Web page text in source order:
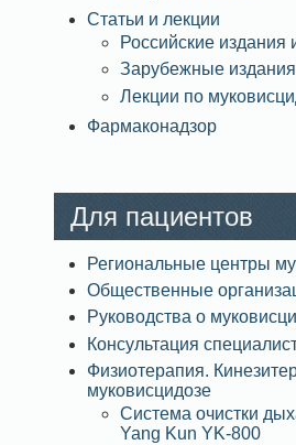
Статьи и лекции
Российские издания
Зарубежные издания
Лекции по
Фармаконадзор
Для пациентов
Региональные центры
Общественные
Руководства о
Консультация
Физиотерапия.
муковисцидозе
Система очистки
Yang Kun YK-800